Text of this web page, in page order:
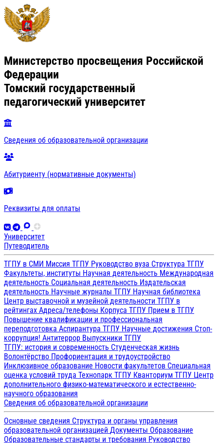
Министерство просвещения Российской
Федерации
Томский государственный
педагогический университет
Сведения об образовательной организации
Абитуриенту (нормативные документы)
Реквизиты для оплаты
Университет
Путеводитель
ТГПУ в СМИ Миссия ТГПУ Руководство вуза Структура ТГПУ
Факультеты, институты Научная деятельность Международная
деятельность Социальная деятельность Издательская
деятельность Научные журналы ТГПУ Научная библиотека
Центр выставочной и музейной деятельности ТГПУ в
рейтингах Адреса/телефоны Корпуса ТГПУ Прием в ТГПУ
Повышение квалификации и профессиональная
переподготовка Аспирантура ТГПУ Научные достижения Стоп-
коррупция! Антитеррор Выпускники ТГПУ
ТГПУ: история и современность Студенческая жизнь
Волонтёрство Профориентация и трудоустройство
Инклюзивное образование Новости факультетов Специальная
оценка условий труда Технопарк ТГПУ Кванториум ТГПУ Центр
дополнительного физико-математического и естественно-
научного образования
Сведения об образовательной организации
Основные сведения Структура и органы управления
образовательной организацией Документы Образование
Образовательные стандарты и требования Руководство